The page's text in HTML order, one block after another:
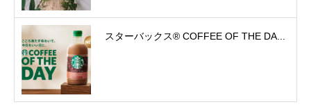
スターバックス® COFFEE OF THE DA...